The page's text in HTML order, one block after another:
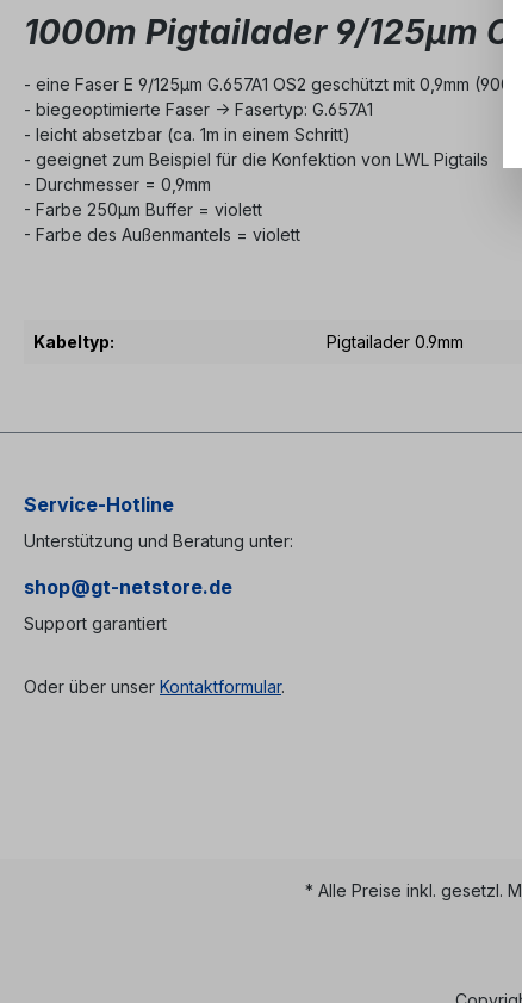
1000m Pigtailader 9/125µm
- eine Faser E 9/125µm G.657A1 OS2 geschützt mit 0,9mm
- biegeoptimierte Faser -> Fasertyp: G.657A1
- leicht absetzbar (ca. 1m in einem Schritt)
- geeignet zum Beispiel für die Konfektion von LWL Pigtails
- Durchmesser = 0,9mm
- Farbe 250µm Buffer = violett
- Farbe des Außenmantels = violett
Kabeltyp: Pigtailader 0.9mm
Service-Hotline
Unterstützung und Beratung unter:
shop@gt-netstore.de
Support garantiert
Oder über unser Kontaktformular.
* Alle Preise inkl. gesetzl.